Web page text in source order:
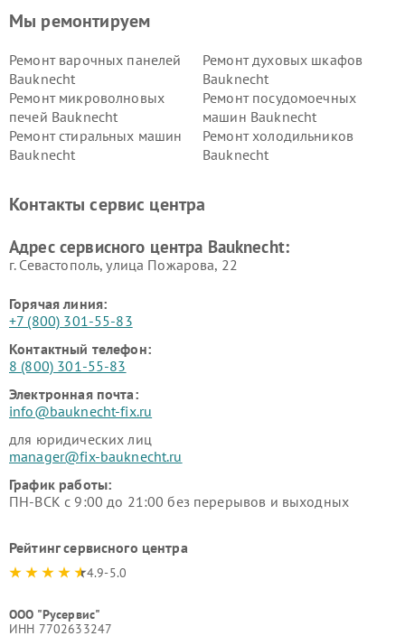
Мы ремонтируем
Ремонт варочных панелей
Bauknecht
Ремонт духовых шкафов
Bauknecht
Ремонт микроволновых
печей Bauknecht
Ремонт посудомоечных
машин Bauknecht
Ремонт стиральных машин
Bauknecht
Ремонт холодильников
Bauknecht
Контакты сервис центра
Адрес сервисного центра Bauknecht:
г. Севастополь, улица Пожарова, 22
Горячая линия:
+7 (800) 301-55-83
Контактный телефон:
8 (800) 301-55-83
Электронная почта:
info@bauknecht-fix.ru
для юридических лиц
manager@fix-bauknecht.ru
График работы:
ПН-ВСК с 9:00 до 21:00 без перерывов и выходных
Рейтинг сервисного центра
4.9-5.0
ООО "Русервис"
ИНН 7702633247